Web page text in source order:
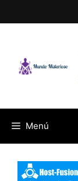
al
Menú